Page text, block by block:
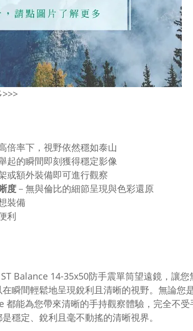
倍率下，視野依然穩如泰山
起的瞬間即刻獲得穩定影像
或額外裝備即可進行觀察
度 －無與倫比的細節呈現與色彩還原
裝備
利
ST Balance 14-35x50防手震單筒望遠鏡， 讓您
瞬間輕鬆地呈現銳利且清晰的視野。無論您
能為您帶來清晰的手持觀察體驗，完全不受
穩定、銳利且毫不動搖的清晰視界。